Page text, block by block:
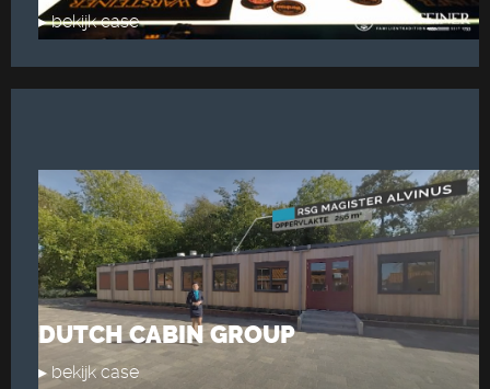
▸ bekijk case
DUTCH CABIN GROUP
▸ bekijk case